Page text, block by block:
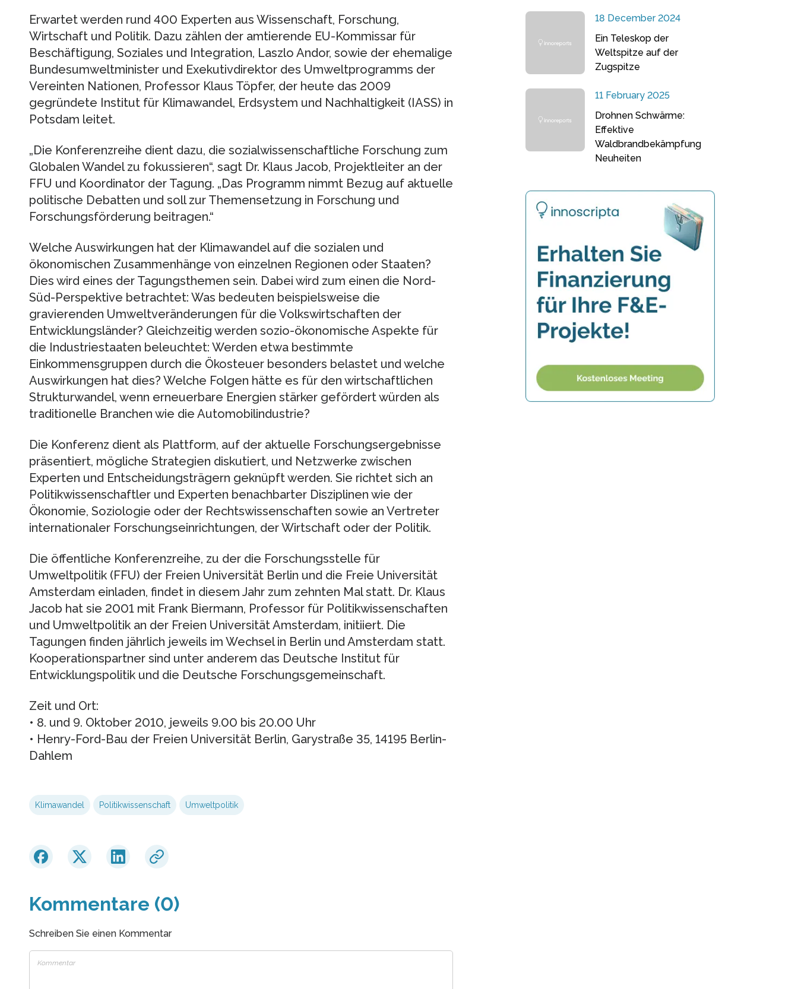
Erwartet werden rund 400 Experten aus Wissenschaft, Forschung,
Wirtschaft und Politik. Dazu zählen der amtierende EU-Kommissar für
Beschäftigung, Soziales und Integration, Laszlo Andor, sowie der ehemalige
Bundesumweltminister und Exekutivdirektor des Umweltprogramms der
Vereinten Nationen, Professor Klaus Töpfer, der heute das 2009
gegründete Institut für Klimawandel, Erdsystem und Nachhaltigkeit (IASS) in
Potsdam leitet.
„Die Konferenzreihe dient dazu, die sozialwissenschaftliche Forschung zum
Globalen Wandel zu fokussieren“, sagt Dr. Klaus Jacob, Projektleiter an der
FFU und Koordinator der Tagung. „Das Programm nimmt Bezug auf aktuelle
politische Debatten und soll zur Themensetzung in Forschung und
Forschungsförderung beitragen.“
Welche Auswirkungen hat der Klimawandel auf die sozialen und
ökonomischen Zusammenhänge von einzelnen Regionen oder Staaten?
Dies wird eines der Tagungsthemen sein. Dabei wird zum einen die Nord-
Süd-Perspektive betrachtet: Was bedeuten beispielsweise die
gravierenden Umweltveränderungen für die Volkswirtschaften der
Entwicklungsländer? Gleichzeitig werden sozio-ökonomische Aspekte für
die Industriestaaten beleuchtet: Werden etwa bestimmte
Einkommensgruppen durch die Ökosteuer besonders belastet und welche
Auswirkungen hat dies? Welche Folgen hätte es für den wirtschaftlichen
Strukturwandel, wenn erneuerbare Energien stärker gefördert würden als
traditionelle Branchen wie die Automobilindustrie?
Die Konferenz dient als Plattform, auf der aktuelle Forschungsergebnisse
präsentiert, mögliche Strategien diskutiert, und Netzwerke zwischen
Experten und Entscheidungsträgern geknüpft werden. Sie richtet sich an
Politikwissenschaftler und Experten benachbarter Disziplinen wie der
Ökonomie, Soziologie oder der Rechtswissenschaften sowie an Vertreter
internationaler Forschungseinrichtungen, der Wirtschaft oder der Politik.
Die öffentliche Konferenzreihe, zu der die Forschungsstelle für
Umweltpolitik (FFU) der Freien Universität Berlin und die Freie Universität
Amsterdam einladen, findet in diesem Jahr zum zehnten Mal statt. Dr. Klaus
Jacob hat sie 2001 mit Frank Biermann, Professor für Politikwissenschaften
und Umweltpolitik an der Freien Universität Amsterdam, initiiert. Die
Tagungen finden jährlich jeweils im Wechsel in Berlin und Amsterdam statt.
Kooperationspartner sind unter anderem das Deutsche Institut für
Entwicklungspolitik und die Deutsche Forschungsgemeinschaft.
Zeit und Ort:
• 8. und 9. Oktober 2010, jeweils 9.00 bis 20.00 Uhr
• Henry-Ford-Bau der Freien Universität Berlin, Garystraße 35, 14195 Berlin-
Dahlem
Klimawandel Politikwissenschaft Umweltpolitik
Kommentare (0)
Schreiben Sie einen Kommentar
18 December 2024
Ein Teleskop der
Weltspitze auf der
Zugspitze
11 February 2025
Drohnen Schwärme:
Effektive
Waldbrandbekämpfung
Neuheiten